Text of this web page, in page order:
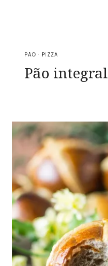
PÃO · PIZZA
Pão integral